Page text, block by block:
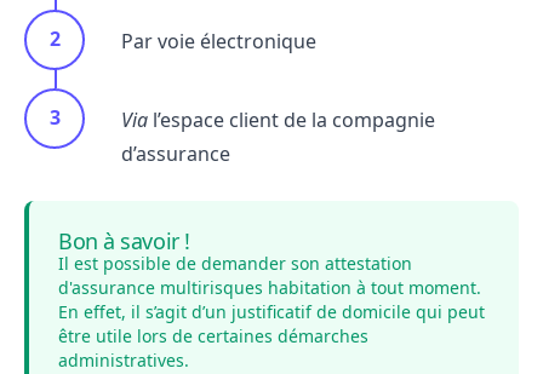
Par voie électronique
Via l’espace client de la compagnie
d’assurance
Bon à savoir !
Il est possible de demander son attestation
d'assurance multirisques habitation à tout moment.
En effet, il s’agit d’un justificatif de domicile qui peut
être utile lors de certaines démarches
administratives.